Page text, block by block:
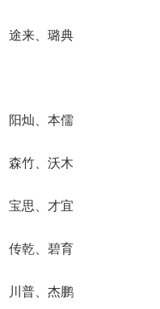
途来、璐典
阳灿、本儒
森竹、沃木
宝思、才宜
传乾、碧育
川普、杰鹏